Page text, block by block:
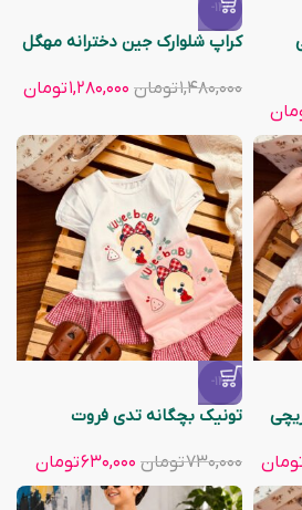
-14%
کراپ شلوارک جین دخترانه مهگل
۱,۴۸۰,۰۰۰تومان ۱,۲۸۰,۰۰۰تومان
-14%
تونیک بچگانه تدی فروت
۷۳۰,۰۰۰تومان ۶۳۰,۰۰۰تومان